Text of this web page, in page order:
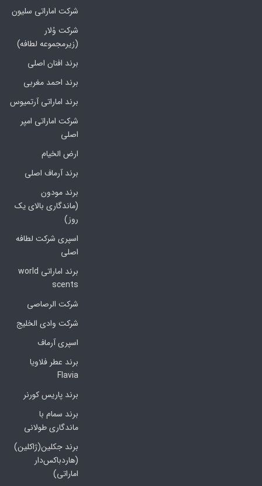
شرکت اماراتی سلیون
شرکت وُلار
(زیرمجموعه لطافه)
برند افنان اصلی
برند احمد مغربی
برند اماراتی آرتمیوس
شرکت اماراتی امپر
اصلی
ارض الخیام
برند آرماف اصلی
برند مودون
(ماندگاری بالای یک
روز)
اسپری شرکت لطافه
اصلی
برند اماراتی world
scents
شرکت الرصاصی
شرکت وادی الخلیج
اسپری آرماف
برند عطر فلاویا
Flavia
برند پاریس کورنر
برند سمام با
ماندگاری طولانی
برند جکلین(ژاکلین)
(هاردباکس‌دار
اماراتی)